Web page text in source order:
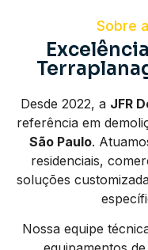
Sobre
Desde 2022, a JFR
referência em
São Paulo.
residenciais,
soluções
Nossa equipe